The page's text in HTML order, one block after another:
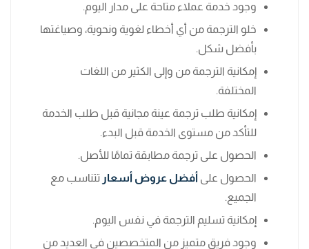
وجود خدمة عملاء متاحة على مدار اليوم.
خلو الترجمة من أي أخطاء لغوية ونحوية، وصياغتها
بأفضل شكل.
إمكانية الترجمة من وإلى الكثير من اللغات
المختلفة.
إمكانية طلب ترجمة عينة مجانية قبل طلب الخدمة
للتأكد من مستوى الخدمة قبل البدء.
الحصول على ترجمة مطابقة تمامًا للأصل.
الحصول على أفضل عروض أسعار تتناسب مع
الجميع.
إمكانية تسليم الترجمة في نفس اليوم.
وجود فريق متميز من المتخصصين في العديد من